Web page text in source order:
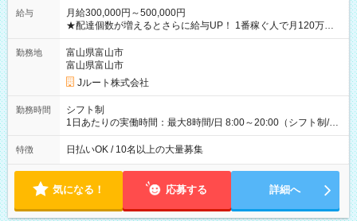
給与
月給300,000円～500,000円
★配達個数が増えるとさらに給与UP！ 1番稼ぐ人で月120万ほ
ど！ ・主要都市エリア 月収55万円／週5日稼働 月収65万~112
万円／週6日稼働 ・地方郊外エリア 月収40万円／週5日稼働 月
収40万円~50万円／週6日稼働 ＜モデルイメージ＞ ■月収50万
円 (27歳男性/江東区在住)※元建築関係 1日150個配達×25日勤務
(日休み) ■月収80万円(43歳男性/墨田区在住)※元営業 1日200個
勤務地
富山県富山市
富山県富山市
Jルート株式会社
勤務時間
シフト制
1日あたりの実働時間：最大8時間/日 8:00～20:00（シフト制/実
働8時間） ※週5日勤務（場所次第では週4も有り） ※配達状況
によって時間外での勤務可能性有り ※案件により多少の前後あ
特徴 日払いOK / 10名以上の大量募集
気になる！ 応募する 詳細へ